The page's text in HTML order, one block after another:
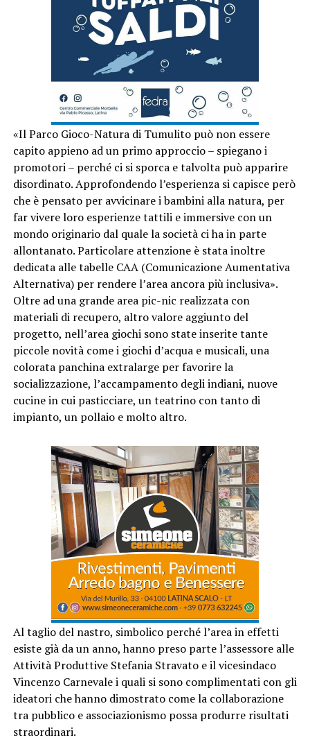
«Il Parco Gioco-Natura di Tumulito può non essere
capito appieno ad un primo approccio – spiegano i
promotori – perché ci si sporca e talvolta può apparire
disordinato. Approfondendo l’esperienza si capisce però
che è pensato per avvicinare i bambini alla natura, per
far vivere loro esperienze tattili e immersive con un
mondo originario dal quale la società ci ha in parte
allontanato. Particolare attenzione è stata inoltre
dedicata alle tabelle CAA (Comunicazione Aumentativa
Alternativa) per rendere l’area ancora più inclusiva».
Oltre ad una grande area pic-nic realizzata con
materiali di recupero, altro valore aggiunto del
progetto, nell’area giochi sono state inserite tante
piccole novità come i giochi d’acqua e musicali, una
colorata panchina extralarge per favorire la
socializzazione, l’accampamento degli indiani, nuove
cucine in cui pasticciare, un teatrino con tanto di
impianto, un pollaio e molto altro.
Al taglio del nastro, simbolico perché l’area in effetti
esiste già da un anno, hanno preso parte l’assessore alle
Attività Produttive Stefania Stravato e il vicesindaco
Vincenzo Carnevale i quali si sono complimentati con gli
ideatori che hanno dimostrato come la collaborazione
tra pubblico e associazionismo possa produrre risultati
straordinari.